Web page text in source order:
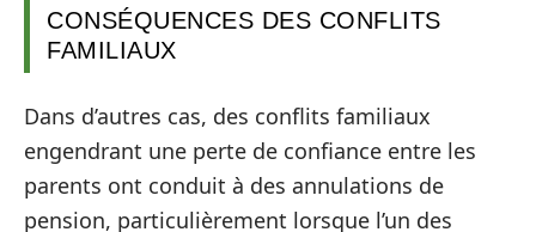
CONSÉQUENCES DES CONFLITS
FAMILIAUX
Dans d’autres cas, des conflits familiaux
engendrant une perte de confiance entre les
parents ont conduit à des annulations de
pension, particulièrement lorsque l’un des